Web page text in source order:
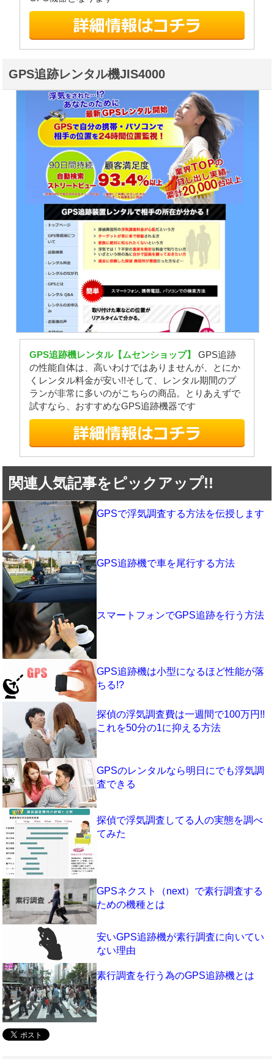
GPS追跡レンタル機JIS4000
GPS追跡機レンタル【ムセンショップ】
GPS追跡
の性能自体は、高いわけではありませんが、とにか
くレンタル料金が安い!!そして、レンタル期間のプ
ランが非常に多いのがこちらの商品。とりあえずで
試すなら、おすすめなGPS追跡機器です
関連人気記事をピックアップ!!
GPSで浮気調査する方法を伝授します
GPS追跡機で車を尾行する方法
スマートフォンでGPS追跡を行う方法
GPS追跡機は小型になるほど性能が落
ちる!?
探偵の浮気調査費は一週間で100万円!!
これを50分の1に抑える方法
GPSのレンタルなら明日にでも浮気調
査できる
探偵で浮気調査してる人の実態を調べ
てみた
GPSネクスト（next）で素行調査する
ための機種とは
安いGPS追跡機が素行調査に向いてい
ない理由
素行調査を行う為のGPS追跡機とは